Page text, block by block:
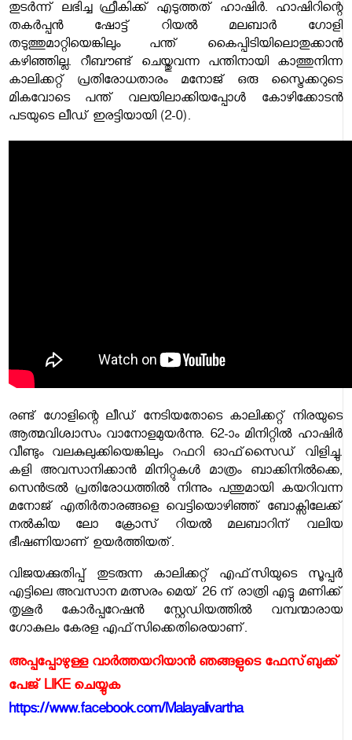
തുടർന്ന് ലഭിച്ച ഫ്രീകിക്ക് എടുത്തത് ഹാഷിർ. ഹാഷിറിന്റെ
തകർപ്പൻ ഷോട്ട് റിയൽ മലബാർ ഗോളി
തടുത്തുമാറ്റിയെങ്കിലും പന്ത് കൈപ്പിടിയിലൊതുക്കാൻ
കഴിഞ്ഞില്ല. റീബൗണ്ട് ചെയ്തുവന്ന പന്തിനായി കാത്തുനിന്ന
കാലിക്കറ്റ് പ്രതിരോധതാരം മനോജ് ഒരു സ്ട്രൈക്കറുടെ
മികവോടെ പന്ത് വലയിലാക്കിയപ്പോൾ കോഴിക്കോടൻ
പടയുടെ ലീഡ് ഇരട്ടിയായി (2-0).
രണ്ട് ഗോളിന്റെ ലീഡ് നേടിയതോടെ കാലിക്കറ്റ് നിരയുടെ
ആത്മവിശ്വാസം വാനോളമുയർന്നു. 62-ാം മിനിറ്റിൽ ഹാഷിർ
വീണ്ടും വലകുലുക്കിയെങ്കിലും റഫറി ഓഫ്‌സൈഡ് വിളിച്ചു.
കളി അവസാനിക്കാൻ മിനിറ്റുകൾ മാത്രം ബാക്കിനിൽക്കെ,
സെൻട്രൽ പ്രതിരോധത്തിൽ നിന്നും പന്തുമായി കയറിവന്ന
മനോജ് എതിർതാരങ്ങളെ വെട്ടിയൊഴിഞ്ഞ് ബോക്സിലേക്ക്
നൽകിയ ലോ ക്രോസ് റിയൽ മലബാറിന് വലിയ
ഭീഷണിയാണ് ഉയർത്തിയത്.
വിജയക്കുതിപ്പ് തുടരുന്ന കാലിക്കറ്റ് എഫ്‌സിയുടെ സൂപ്പർ
എട്ടിലെ അവസാന മത്സരം മെയ് 26 ന് രാത്രി എട്ടു മണിക്ക്
തൃശൂർ കോർപ്പറേഷൻ സ്റ്റേഡിയത്തിൽ വമ്പന്മാരായ
ഗോകുലം കേരള എഫ്‌സിക്കെതിരെയാണ്.
അപ്പപ്പോഴുള്ള വാര്‍ത്തയറിയാന്‍ ഞങ്ങളുടെ ഫേസ്‌ബുക്ക്‌
പേജ് LIKE ചെയ്യുക
https://www.facebook.com/Malayalivartha